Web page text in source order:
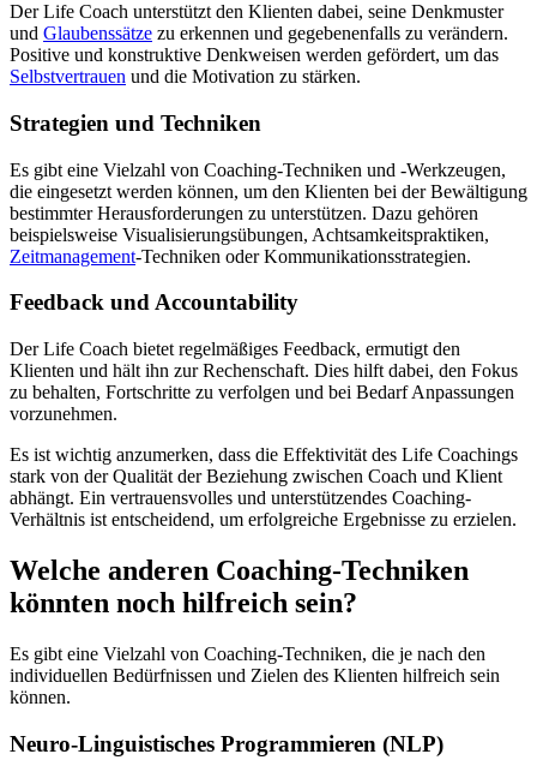
Der Life Coach unterstützt den Klienten dabei, seine Denkmuster
und Glaubenssätze zu erkennen und gegebenenfalls zu verändern.
Positive und konstruktive Denkweisen werden gefördert, um das
Selbstvertrauen und die Motivation zu stärken.
Strategien und Techniken
Es gibt eine Vielzahl von Coaching-Techniken und -Werkzeugen,
die eingesetzt werden können, um den Klienten bei der Bewältigung
bestimmter Herausforderungen zu unterstützen. Dazu gehören
beispielsweise Visualisierungsübungen, Achtsamkeitspraktiken,
Zeitmanagement-Techniken oder Kommunikationsstrategien.
Feedback und Accountability
Der Life Coach bietet regelmäßiges Feedback, ermutigt den
Klienten und hält ihn zur Rechenschaft. Dies hilft dabei, den Fokus
zu behalten, Fortschritte zu verfolgen und bei Bedarf Anpassungen
vorzunehmen.
Es ist wichtig anzumerken, dass die Effektivität des Life Coachings
stark von der Qualität der Beziehung zwischen Coach und Klient
abhängt. Ein vertrauensvolles und unterstützendes Coaching-
Verhältnis ist entscheidend, um erfolgreiche Ergebnisse zu erzielen.
Welche anderen Coaching-Techniken
könnten noch hilfreich sein?
Es gibt eine Vielzahl von Coaching-Techniken, die je nach den
individuellen Bedürfnissen und Zielen des Klienten hilfreich sein
können.
Neuro-Linguistisches Programmieren (NLP)